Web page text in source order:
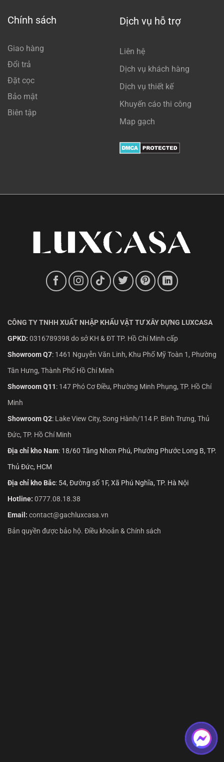
Chính sách
Giao hàng
Đổi trả
Đặt cọc
Bảo mật
Biên tập
Dịch vụ hỗ trợ
Liên hệ
Dịch vụ khách hàng
Dịch vụ thiết kế
Khuyến cáo thi công
Map gạch
CÔNG TY TNHH XUẤT NHẬP KHẨU VẬT TƯ XÂY DỰNG LUXCASA
GPKD: 0316789398 do sở KH & ĐT TP. Hồ Chí Minh cấp
Showroom Q7: 1461 Nguyễn Văn Linh, Khu Phố Mỹ Toàn 1, Phường
Tân Hưng, Thành Phố Hồ Chí Minh
Showroom Q11: 147 Phó Cơ Điều, Phường Minh Phụng, TP. Hồ Chí
Minh
Showroom Q2: Lake View City, Song Hành/114 P. Bình Trưng, Thủ
Đức, TP. Hồ Chí Minh
Địa chỉ kho Nam: 18/60 Tăng Nhơn Phú, Phường Phước Long B, TP.
Thủ Đức, HCM
Địa chỉ kho Bắc: 54, Đường số 1F, Xã Phú Nghĩa, TP. Hà Nội
Hotline: 0777.08.18.38
Email: contact@gachluxcasa.vn
Bản quyền được bảo hộ. Điều khoản & Chính sách